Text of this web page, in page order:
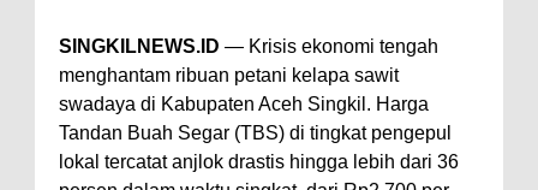
SINGKILNEWS.ID — Krisis ekonomi tengah
menghantam ribuan petani kelapa sawit
swadaya di Kabupaten Aceh Singkil. Harga
Tandan Buah Segar (TBS) di tingkat pengepul
lokal tercatat anjlok drastis hingga lebih dari 36